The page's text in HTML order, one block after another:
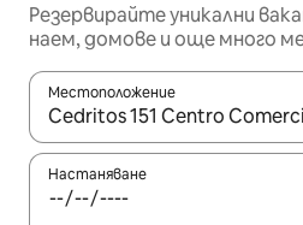
Резервирайте уникални
наем, домове и още много
Местоположение
Когато резултатите се
Настаняване